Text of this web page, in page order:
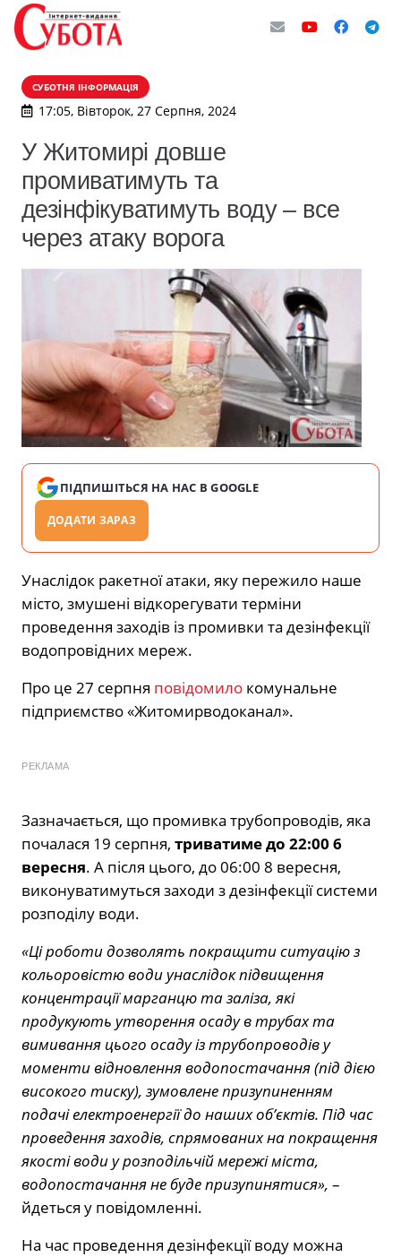
СУБОТНЯ ІНФОРМАЦІЯ
17:05, Вівторок, 27 Серпня, 2024
У Житомирі довше
промиватимуть та
дезінфікуватимуть воду – все
через атаку ворога
ПІДПИШІТЬСЯ НА НАС В GOOGLE
ДОДАТИ ЗАРАЗ
Унаслідок ракетної атаки, яку пережило наше
місто, змушені відкорегувати терміни
проведення заходів із промивки та дезінфекції
водопровідних мереж.
Про це 27 серпня повідомило комунальне
підприємство «Житомирводоканал».
РЕКЛАМА
Зазначається, що промивка трубопроводів, яка
почалася 19 серпня, триватиме до 22:00 6
вересня. А після цього, до 06:00 8 вересня,
виконуватимуться заходи з дезінфекції системи
розподілу води.
«Ці роботи дозволять покращити ситуацію з
кольоровістю води унаслідок підвищення
концентрації марганцю та заліза, які
продукують утворення осаду в трубах та
вимивання цього осаду із трубопроводів у
моменти відновлення водопостачання (під дією
високого тиску), зумовлене призупиненням
подачі електроенергії до наших об’єктів. Під час
проведення заходів, спрямованих на покращення
якості води у розподільчій мережі міста,
водопостачання не буде призупинятися», –
йдеться у повідомленні.
На час проведення дезінфекції воду можна